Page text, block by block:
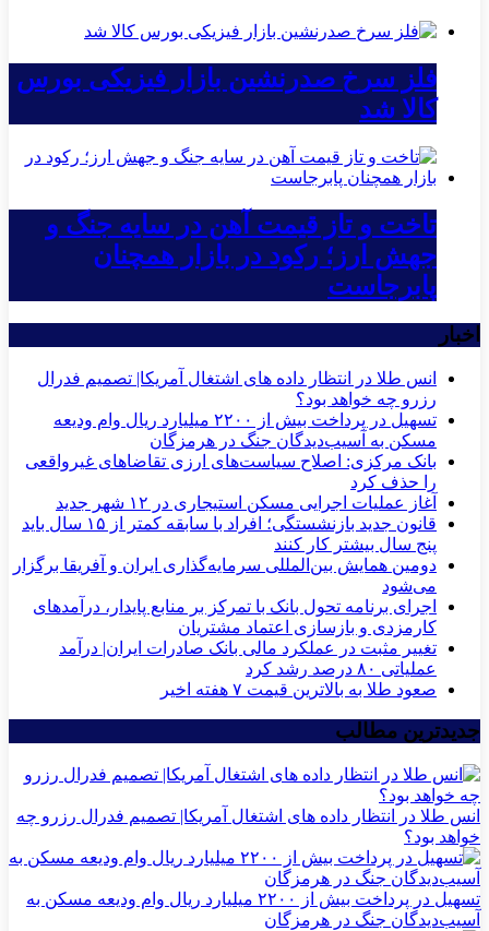
فلز سرخ صدرنشین بازار فیزیکی بورس
کالا شد
تاخت و تاز قیمت آهن در سایه جنگ و
جهش ارز؛ رکود در بازار همچنان
پابرجاست
اخبار
انس طلا در انتظار داده های اشتغال آمریکا| تصمیم فدرال
رزرو چه خواهد بود؟
تسهیل در پرداخت بیش از ۲۲۰۰ میلیارد ریال وام ودیعه
مسکن به آسیب‌دیدگان جنگ در هرمزگان
بانک مرکزی: اصلاح سیاست‌های ارزی تقاضاهای غیرواقعی
را حذف کرد
آغاز عملیات اجرایی مسکن استیجاری در ۱۲ شهر جدید
قانون جدید بازنشستگی؛ افراد با سابقه کمتر از ۱۵ سال باید
پنج سال بیشتر کار کنند
دومین همایش بین‌المللی سرمایه‌گذاری ایران و آفریقا برگزار
می‌شود
اجرای برنامه تحول بانک با تمرکز بر منابع پایدار، درآمدهای
کارمزدی و بازسازی اعتماد مشتریان
تغییر مثبت در عملکرد مالی بانک صادرات ایران| درآمد
عملیاتی ۸۰ درصد رشد کرد
صعود طلا به بالاترین قیمت ۷ هفته اخیر
جدیدترین مطالب
انس طلا در انتظار داده های اشتغال آمریکا| تصمیم فدرال رزرو چه
خواهد بود؟
تسهیل در پرداخت بیش از ۲۲۰۰ میلیارد ریال وام ودیعه مسکن به
آسیب‌دیدگان جنگ در هرمزگان